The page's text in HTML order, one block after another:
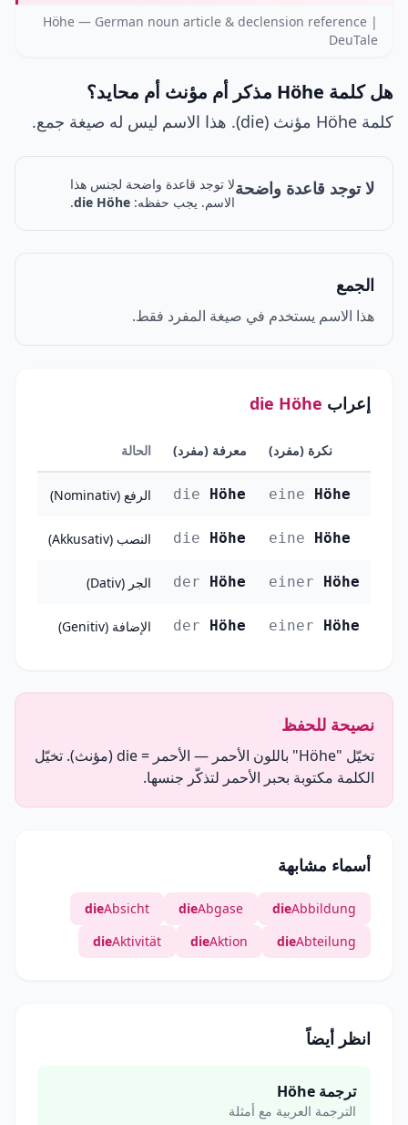
Höhe — German noun article & declension reference |
DeuTale
هل كلمة Höhe مذكر أم مؤنث أم محايد؟
كلمة Höhe مؤنث (die). هذا الاسم ليس له صيغة جمع.
لا توجد قاعدة واضحةلا توجد قاعدة واضحة لجنس هذا
الاسم. يجب حفظه: die Höhe
.
الجمع
هذا الاسم يستخدم في صيغة المفرد فقط.
إعراب die Höhe
الحالة معرفة (مفرد) نكرة (مفرد)
الرفع (Nominativ) die Höhe eine Höhe
النصب (Akkusativ) die Höhe eine Höhe
الجر (Dativ) der Höhe einer Höhe
الإضافة (Genitiv) der Höhe einer Höhe
نصيحة للحفظ
تخيّل "Höhe" باللون الأحمر — الأحمر = die (مؤنث). تخيّل
الكلمة مكتوبة بحبر الأحمر لتذكّر جنسها.
أسماء مشابهة
dieAbbildung
dieAbgase
dieAbsicht
dieAbteilung
dieAktion
dieAktivität
انظر أيضاً
ترجمة Höhe
الترجمة العربية مع أمثلة